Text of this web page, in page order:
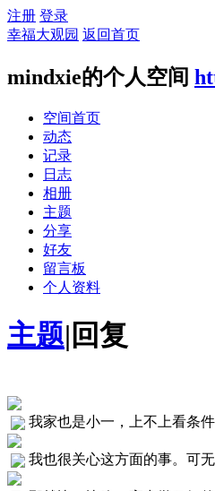
注册 登录
幸福大观园 返回首页
mindxie的个人空间
空间首页
动态
记录
日志
相册
主题
分享
好友
留言板
个人资料
主题| 回复
我家也是小一，上不上看条
我也很关心这方面的事。可